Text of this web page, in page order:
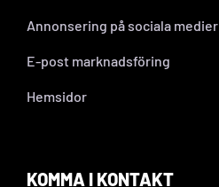
Annonsering på sociala medier
E-post marknadsföring
Hemsidor
KOMMA I KONTAKT